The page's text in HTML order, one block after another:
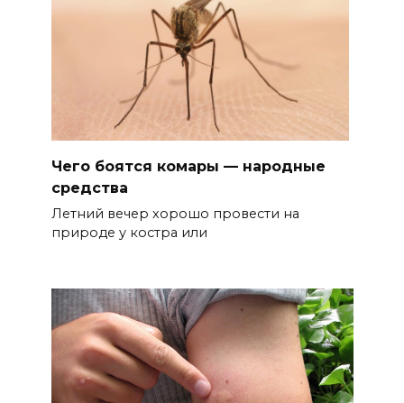
Чего боятся комары — народные
средства
Летний вечер хорошо провести на
природе у костра или